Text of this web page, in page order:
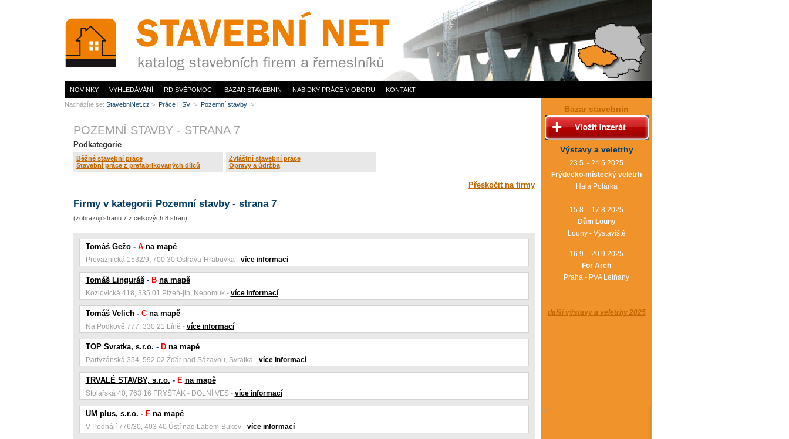
POZEMNÍ STAVBY - STRANA 7
Podkategorie
Běžné stavební práce
Stavební práce z prefabrikovaných dílců
Zvláštní stavební práce
Opravy a údržba
Přeskočit na firmy
Firmy v kategorii Pozemní stavby - strana 7
(zobrazuji stranu 7 z celkových 8 stran)
Tomáš Gežo- A na mapě
Provaznická 1532/9, 700 30 Ostrava-Hrabůvka - více informací
Tomáš Linguráš- B na mapě
Kozlovická 418, 335 01 Plzeň-jih, Nepomuk - více informací
Tomáš Velich- C na mapě
Na Podkově 777, 330 21 Líně - více informací
TOP Svratka, s.r.o. - D na mapě
Partyzánská 354, 592 02 Žďár nad Sázavou, Svratka - více informací
TRVALÉ STAVBY, s.r.o. - E na mapě
Stolařská 40, 763 16 FRYŠTÁK - DOLNÍ VES - více informací
UM plus, s.r.o. - F na mapě
V Podhájí 776/30, 403 40 Ústí nad Labem-Bukov - více informací
Bazar stavebnin
Výstavy a veletrhy
23.5. - 24.5.2025
Frýdecko-místecký veletrh
Hala Polárka
15.8. - 17.8.2025
Dům Louny
Louny - Výstaviště
16.9. - 20.9.2025
For Arch
Praha - PVA Letňany
další výstavy a veletrhy 2025
ok1
NOVINKY VYHLEDÁVÁNÍ RD SVÉPOMOCÍ BAZAR STAVEBNIN NABÍDKY PRÁCE V OBORU KONTAKT
Nacházíte se: StavebniNet.cz > Práce HSV > Pozemní stavby >